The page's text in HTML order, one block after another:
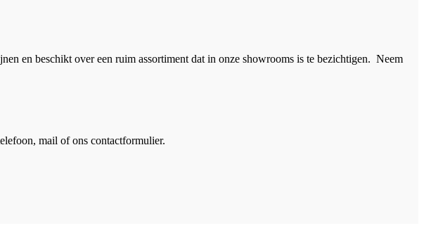
en beschikt over een ruim assortiment dat in onze showrooms is te bezichtigen. Neem
mail of ons contactformulier.